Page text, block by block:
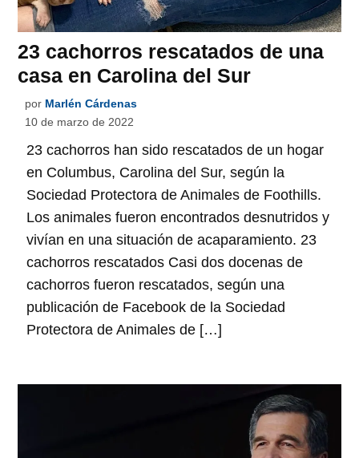
23 cachorros rescatados de una
casa en Carolina del Sur
por Marlén Cárdenas
10 de marzo de 2022
23 cachorros han sido rescatados de un hogar
en Columbus, Carolina del Sur, según la
Sociedad Protectora de Animales de Foothills.
Los animales fueron encontrados desnutridos y
vivían en una situación de acaparamiento. 23
cachorros rescatados Casi dos docenas de
cachorros fueron rescatados, según una
publicación de Facebook de la Sociedad
Protectora de Animales de […]